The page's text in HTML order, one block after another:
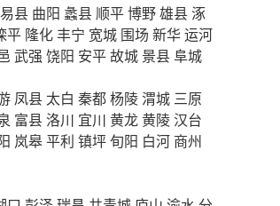
易县 曲阳 蠡县 顺平博野雄县涿
平 隆化丰宁 宽城 围场 新华运河
武强 饶阳 安平故城 景县阜城
凤县 太白 秦都杨陵渭城 三原
富县洛川 宜川 黄龙黄陵汉台
岚皋平利 镇坪旬阳 白河 商州